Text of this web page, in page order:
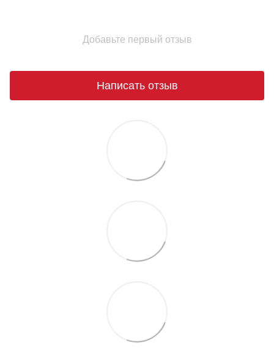
Добавьте первый отзыв
Написать отзыв